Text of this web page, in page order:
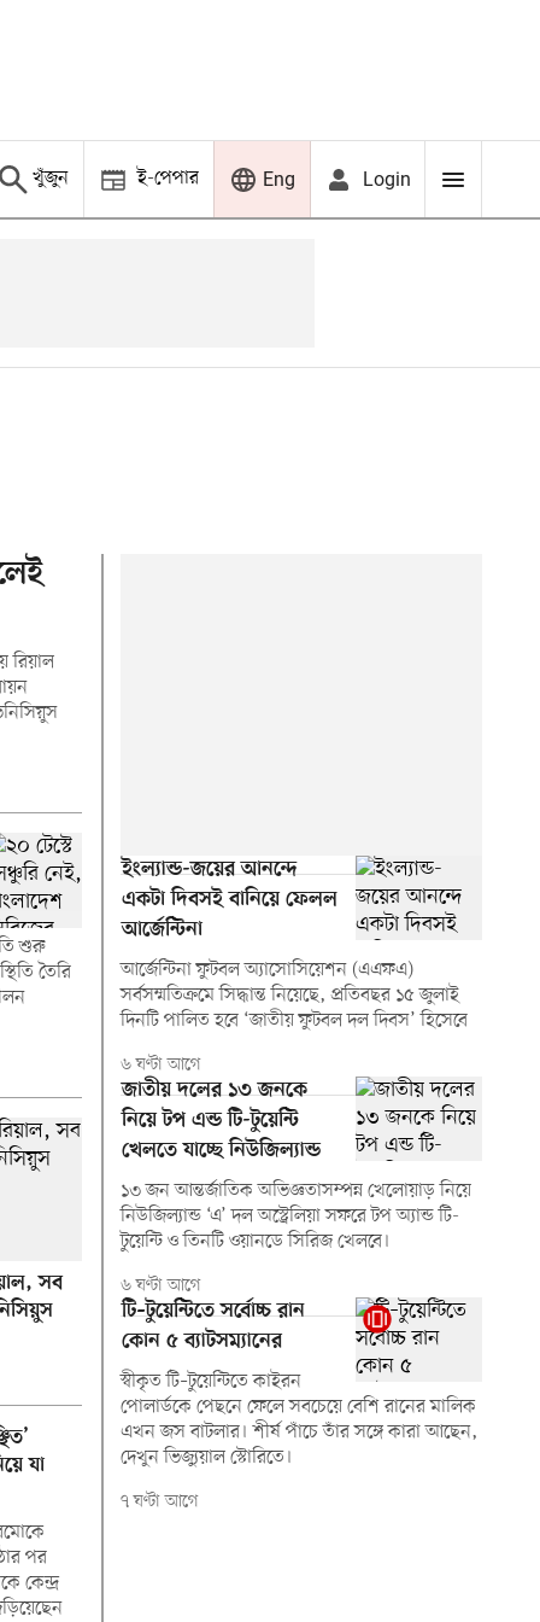
খুঁজুন ই-পেপার Eng Login
রিয়াল
শুরু
তৈরি
সব
যা
পর
কেন্দ্র
ইংল্যান্ড-জয়ের আনন্দে
একটা দিবসই বানিয়ে ফেলল
আর্জেন্টিনা
আর্জেন্টিনা ফুটবল অ্যাসোসিয়েশন (এএফএ)
সর্বসম্মতিক্রমে সিদ্ধান্ত নিয়েছে, প্রতিবছর ১৫ জুলাই
দিনটি পালিত হবে ‘জাতীয় ফুটবল দল দিবস’ হিসেবে
৬ ঘণ্টা আগে
জাতীয় দলের ১৩ জনকে
নিয়ে টপ এন্ড টি-টুয়েন্টি
খেলতে যাচ্ছে নিউজিল্যান্ড
১৩ জন আন্তর্জাতিক অভিজ্ঞতাসম্পন্ন খেলোয়াড় নিয়ে
নিউজিল্যান্ড ‘এ’ দল অস্ট্রেলিয়া সফরে টপ অ্যান্ড টি-
টুয়েন্টি ও তিনটি ওয়ানডে সিরিজ খেলবে।
৬ ঘণ্টা আগে
টি–টুয়েন্টিতে সর্বোচ্চ রান
কোন ৫ ব্যাটসম্যানের
স্বীকৃত টি–টুয়েন্টিতে কাইরন
পোলার্ডকে পেছনে ফেলে সবচেয়ে বেশি রানের মালিক
এখন জস বাটলার। শীর্ষ পাঁচে তাঁর সঙ্গে কারা আছেন,
দেখুন ভিজ্যুয়াল স্টোরিতে।
৭ ঘণ্টা আগে